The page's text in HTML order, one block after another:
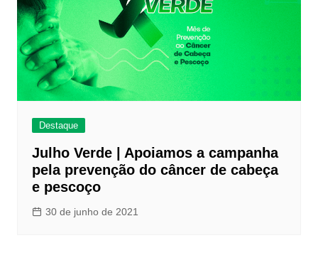
Destaque
Julho Verde | Apoiamos a campanha
pela prevenção do câncer de cabeça
e pescoço
30 de junho de 2021